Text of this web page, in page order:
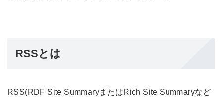
RSSとは
RSS(RDF Site SummaryまたはRich Site Summaryなど